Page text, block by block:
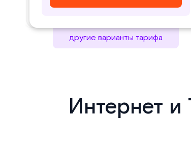
другие варианты тарифа
Интернет